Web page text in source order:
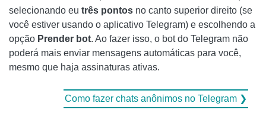
selecionando eu três pontos no canto superior direito (se
você estiver usando o aplicativo Telegram) e escolhendo a
opção Prender bot. Ao fazer isso, o bot do Telegram não
poderá mais enviar mensagens automáticas para você,
mesmo que haja assinaturas ativas.
Como fazer chats anônimos no Telegram ❯